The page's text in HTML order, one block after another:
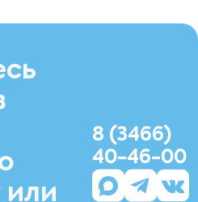
или
8 (3466)
40-46-00